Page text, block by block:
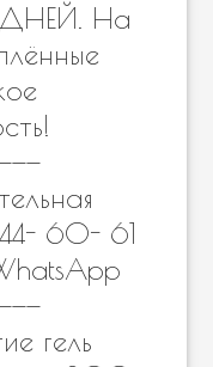
ДНЕЙ. На
60- 61
гель